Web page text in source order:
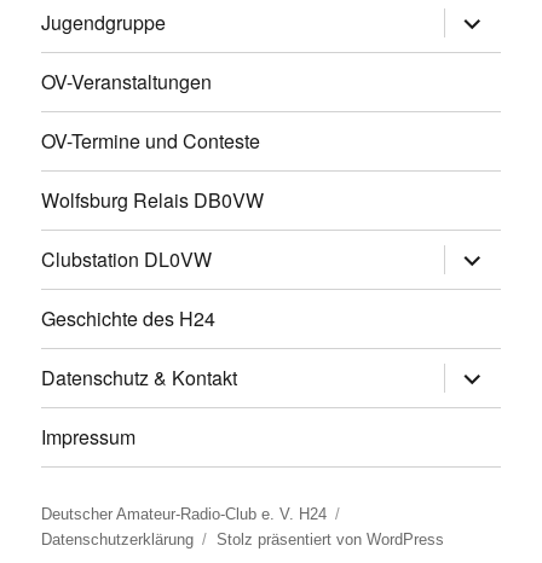
Jugendgruppe
öffnen
OV-Veranstaltungen
OV-Termine und Conteste
Wolfsburg Relais DB0VW
Clubstation DL0VW
öffnen
Geschichte des H24
Datenschutz & Kontakt
öffnen
Impressum
Deutscher Amateur-Radio-Club e. V. H24
Datenschutzerklärung
Stolz präsentiert von WordPress